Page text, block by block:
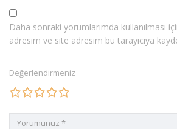
Daha sonraki yorumlarımda kullanılması
adresim ve site adresim bu tarayıcıya
Değerlendirmeniz